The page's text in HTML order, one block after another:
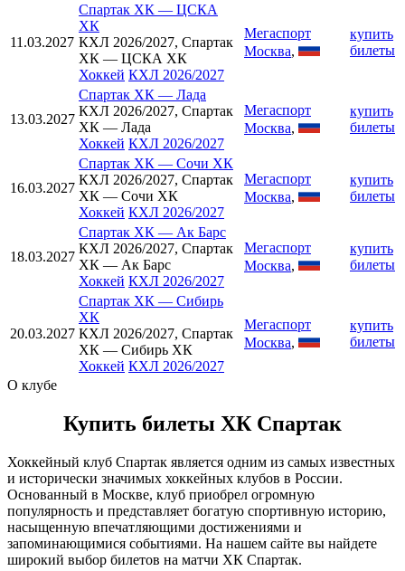
11.03.2027
Спартак ХК — ЦСКА
ХК
КХЛ 2026/2027, Спартак
ХК — ЦСКА ХК
Хоккей КХЛ 2026/2027
Мегаспорт
Москва,
купить
билеты
13.03.2027
Спартак ХК — Лада
КХЛ 2026/2027, Спартак
ХК — Лада
Хоккей КХЛ 2026/2027
Мегаспорт
Москва,
купить
билеты
16.03.2027
Спартак ХК — Сочи ХК
КХЛ 2026/2027, Спартак
ХК — Сочи ХК
Хоккей КХЛ 2026/2027
Мегаспорт
Москва,
купить
билеты
18.03.2027
Спартак ХК — Ак Барс
КХЛ 2026/2027, Спартак
ХК — Ак Барс
Хоккей КХЛ 2026/2027
Мегаспорт
Москва,
купить
билеты
20.03.2027
Спартак ХК — Сибирь
ХК
КХЛ 2026/2027, Спартак
ХК — Сибирь ХК
Хоккей КХЛ 2026/2027
Мегаспорт
Москва,
купить
билеты
О клубе
Купить билеты ХК Спартак
Хоккейный клуб Спартак является одним из самых известных
и исторически значимых хоккейных клубов в России.
Основанный в Москве, клуб приобрел огромную
популярность и представляет богатую спортивную историю,
насыщенную впечатляющими достижениями и
запоминающимися событиями. На нашем сайте вы найдете
широкий выбор билетов на матчи ХК Спартак.